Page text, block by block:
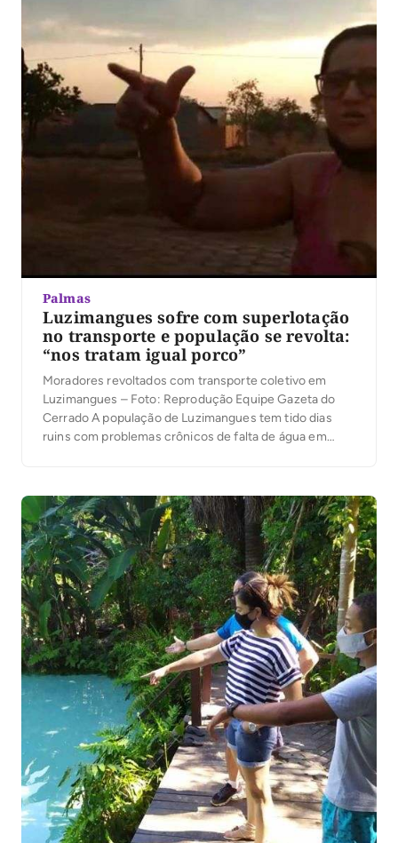
Palmas
Luzimangues sofre com superlotação
no transporte e população se revolta:
“nos tratam igual porco”
Moradores revoltados com transporte coletivo em
Luzimangues – Foto: Reprodução Equipe Gazeta do
Cerrado A população de Luzimangues tem tido dias
ruins com problemas crônicos de falta de água em
para levar os trabalhadores até a capital. Indignadas, […]